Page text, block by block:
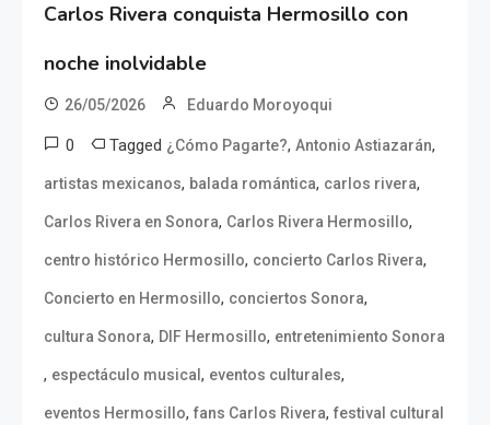
Carlos Rivera conquista Hermosillo con
noche inolvidable
26/05/2026 Eduardo Moroyoqui
0 Tagged ¿Cómo Pagarte?, Antonio Astiazarán,
artistas mexicanos, balada romántica, carlos rivera,
Carlos Rivera en Sonora, Carlos Rivera Hermosillo,
centro histórico Hermosillo, concierto Carlos Rivera,
Concierto en Hermosillo, conciertos Sonora,
cultura Sonora, DIF Hermosillo, entretenimiento Sonora
, espectáculo musical , eventos culturales,
eventos Hermosillo, fans Carlos Rivera, festival cultural